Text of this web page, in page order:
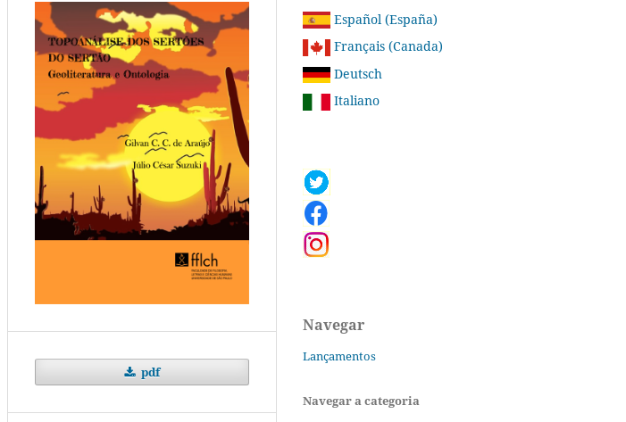
pdf
Español (España)
Français (Canada)
Deutsch
Italiano
Navegar
Lançamentos
Navegar a categoria